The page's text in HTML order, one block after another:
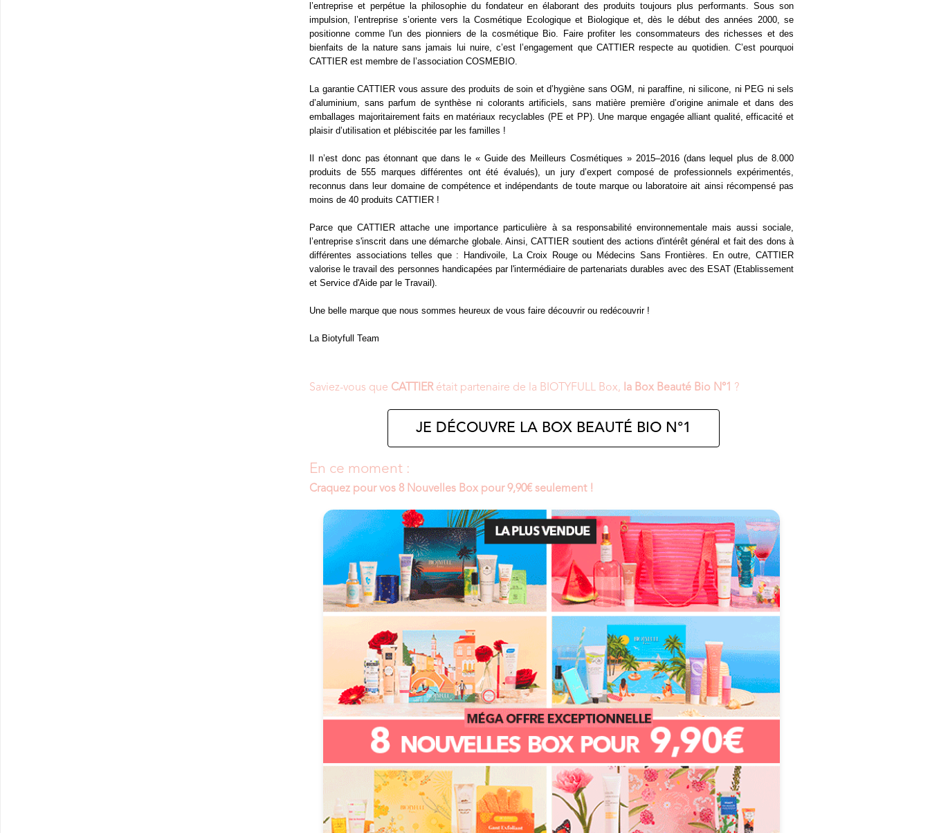
l’entreprise et perpétue la philosophie du fondateur en élaborant des produits toujours plus performants. Sous son
impulsion, l’entreprise s’oriente vers la Cosmétique Ecologique et Biologique et, dès le début des années 2000, se
positionne comme l'un des pionniers de la cosmétique Bio. Faire profiter les consommateurs des richesses et des
bienfaits de la nature sans jamais lui nuire, c’est l’engagement que CATTIER respecte au quotidien. C’est pourquoi
CATTIER est membre de l’association COSMEBIO.
La garantie CATTIER vous assure des produits de soin et d’hygiène sans OGM, ni paraffine, ni silicone, ni PEG ni sels
d’aluminium, sans parfum de synthèse ni colorants artificiels, sans matière première d’origine animale et dans des
emballages majoritairement faits en matériaux recyclables (PE et PP). Une marque engagée alliant qualité, efficacité et
plaisir d’utilisation et plébiscitée par les familles !
Il n’est donc pas étonnant que dans le « Guide des Meilleurs Cosmétiques » 2015–2016 (dans lequel plus de 8.000
produits de 555 marques différentes ont été évalués), un jury d’expert composé de professionnels expérimentés,
reconnus dans leur domaine de compétence et indépendants de toute marque ou laboratoire ait ainsi récompensé pas
moins de 40 produits CATTIER !
Parce que CATTIER attache une importance particulière à sa responsabilité environnementale mais aussi sociale,
l’entreprise s'inscrit dans une démarche globale. Ainsi, CATTIER soutient des actions d'intérêt général et fait des dons à
différentes associations telles que : Handivoile, La Croix Rouge ou Médecins Sans Frontières. En outre, CATTIER
valorise le travail des personnes handicapées par l'intermédiaire de partenariats durables avec des ESAT (Etablissement
et Service d'Aide par le Travail).
Une belle marque que nous sommes heureux de vous faire découvrir ou redécouvrir !
La Biotyfull Team
Saviez-vous que CATTIERétait partenaire de la BIOTYFULL Box, la Box Beauté Bio N°1 ?
JE DÉCOUVRE LA BOX BEAUTÉ BIO N°1
En ce moment :
Craquez pour vos 8 Nouvelles Box pour 9,90€ seulement !